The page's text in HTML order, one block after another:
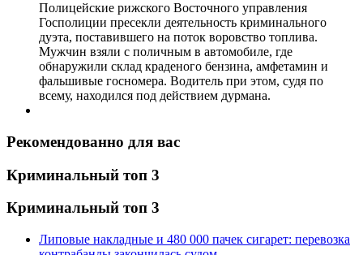
Полицейские рижского Восточного управления
Госполиции пресекли деятельность криминального
дуэта, поставившего на поток воровство топлива.
Мужчин взяли с поличным в автомобиле, где
обнаружили склад краденого бензина, амфетамин и
фальшивые госномера. Водитель при этом, судя по
всему, находился под действием дурмана.
Рекомендованно для вас
Криминальный топ 3
Криминальный топ 3
Липовые накладные и 480 000 пачек сигарет: перевозка